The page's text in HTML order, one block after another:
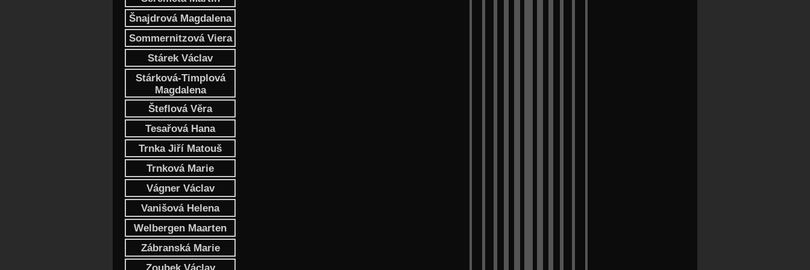
Šnajdrová Magdalena
Sommernitzová Viera
Stárek Václav
Stárková-Timplová
Magdalena
Šteflová Věra
Tesařová Hana
Trnka Jiří Matouš
Trnková Marie
Vágner Václav
Vanišová Helena
Welbergen Maarten
Zábranská Marie